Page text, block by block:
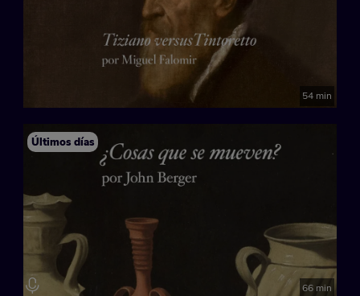
54 min
Últimos días
66 min